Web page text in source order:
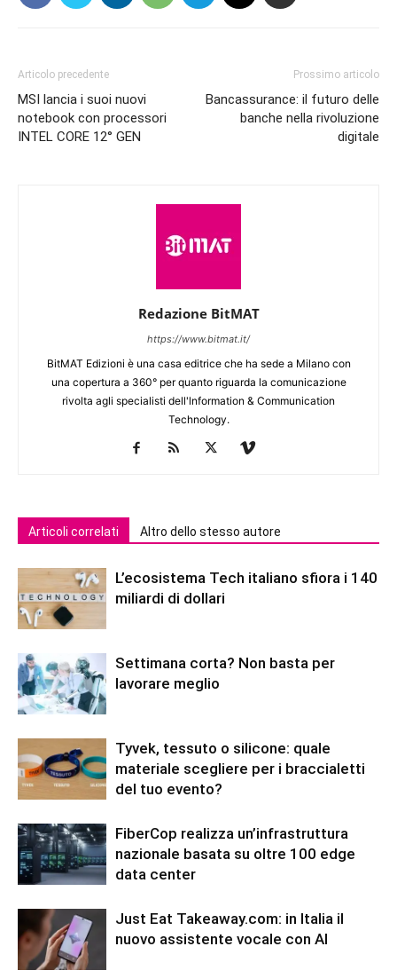
Articolo precedente
MSI lancia i suoi nuovi
notebook con processori
INTEL CORE 12° GEN
Prossimo articolo
Bancassurance: il futuro delle
banche nella rivoluzione
digitale
Redazione BitMAT
https://www.bitmat.it/
BitMAT Edizioni è una casa editrice che ha sede a Milano con
una copertura a 360° per quanto riguarda la comunicazione
rivolta agli specialisti dell'lnformation & Communication
Technology.
Articoli correlati Altro dello stesso autore
L’ecosistema Tech italiano sfiora i 140
miliardi di dollari
Settimana corta? Non basta per
lavorare meglio
Tyvek, tessuto o silicone: quale
materiale scegliere per i braccialetti
del tuo evento?
FiberCop realizza un’infrastruttura
nazionale basata su oltre 100 edge
data center
Just Eat Takeaway.com: in Italia il
nuovo assistente vocale con AI